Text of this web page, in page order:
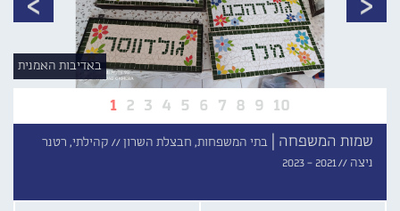
1 2 3 4 5 6 7 8 9 10
באדיבות האמנית
שמות המשפחה | בתי המשפחות, חבצלת השרון // קהילתי, רטנר
ניצה //2021 - 2023